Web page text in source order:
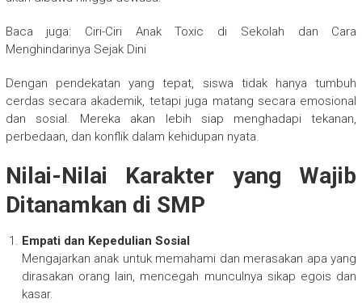
Baca juga: Ciri-Ciri Anak Toxic di Sekolah dan Cara
Menghindarinya Sejak Dini
Dengan pendekatan yang tepat, siswa tidak hanya tumbuh
cerdas secara akademik, tetapi juga matang secara emosional
dan sosial. Mereka akan lebih siap menghadapi tekanan,
perbedaan, dan konflik dalam kehidupan nyata.
Nilai-Nilai Karakter yang Wajib
Ditanamkan di SMP
Empati dan Kepedulian Sosial
Mengajarkan anak untuk memahami dan merasakan apa yang
dirasakan orang lain, mencegah munculnya sikap egois dan
kasar.